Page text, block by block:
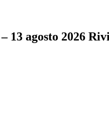
13 agosto 2026